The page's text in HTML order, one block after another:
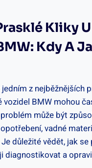
Kliky U
Kdy ​a
z nejběžnějších
​BMW mohou
může být
vadné
důležité vědět,‌ jak
diagnostikovat a